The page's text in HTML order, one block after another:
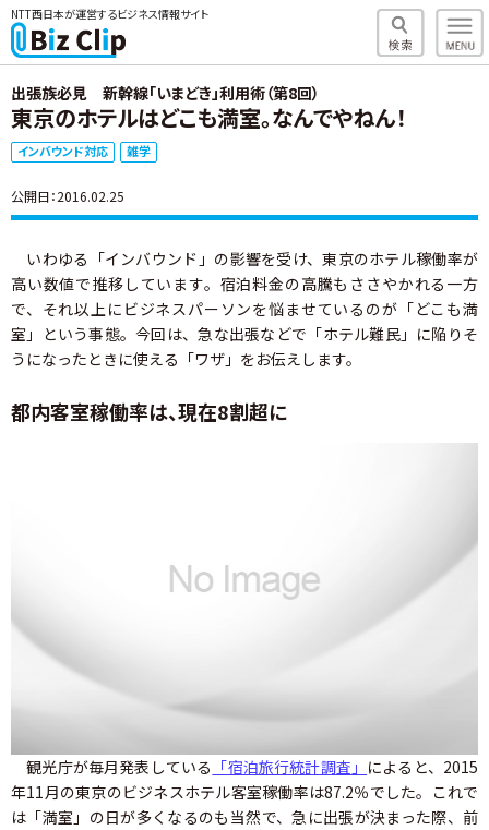
NTT西日本が運営するビジネス情報サイト
出張族必見 新幹線「いまどき」利用術（第8回）
東京のホテルはどこも満室。なんでやねん！
インバウンド対応 雑学
公開日：2016.02.25
いわゆる「インバウンド」の影響を受け、東京のホテル稼働率が
高い数値で推移しています。宿泊料金の高騰もささやかれる一方
で、それ以上にビジネスパーソンを悩ませているのが「どこも満
室」という事態。今回は、急な出張などで「ホテル難民」に陥りそ
うになったときに使える「ワザ」をお伝えします。
都内客室稼働率は、現在8割超に
観光庁が毎月発表している 「宿泊旅行統計調査」 によると、2015
年11月の東京のビジネスホテル客室稼働率は87.2％でした。これで
は「満室」の日が多くなるのも当然で、急に出張が決まった際、前